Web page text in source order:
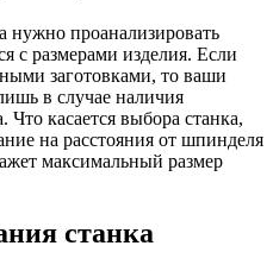
нужно проанализировать
с размерами изделия. Если
заготовками, то ваши
в случае наличия
Что касается выбора станка,
на расстояния от шпинделя
максимальный размер
станка